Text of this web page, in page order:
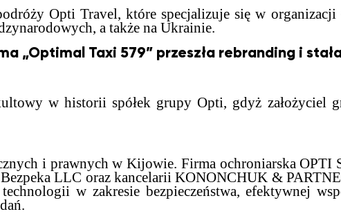
Opti Travel, które specjalizuje się w
a także na Ukrainie.
„Optimal Taxi 579” przeszła rebranding i
w historii spółek grupy Opti, gdyż założyciel
i prawnych w Kijowie. Firma ochroniarska OPTI
LLC oraz kancelarii KONONCHUK &
w zakresie bezpieczeństwa, efektywnej